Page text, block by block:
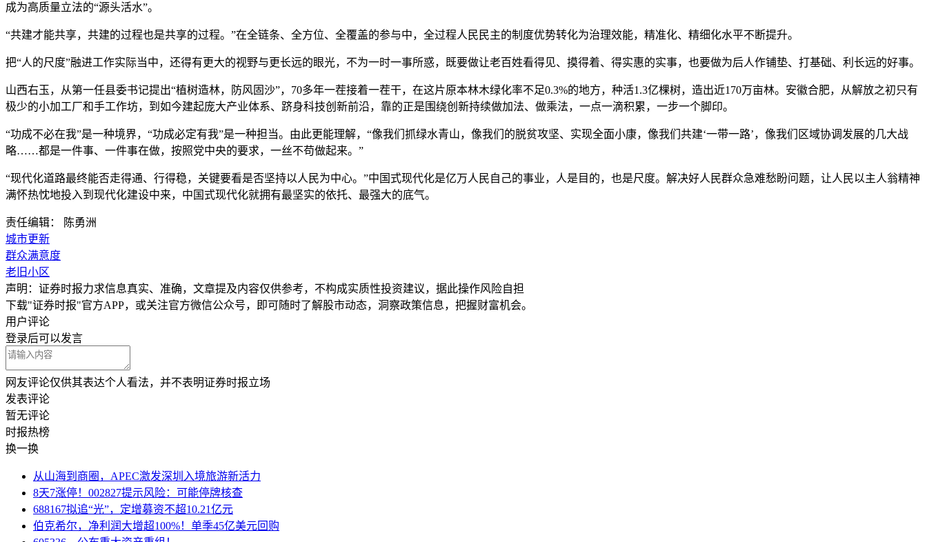
成为高质量立法的“源头活水”。
“共建才能共享，共建的过程也是共享的过程。”在全链条、全方位、全覆盖的参与中，全过程人民民主的制度优势转化为治理效能，精准化、精细化水平不断提升。
把“人的尺度”融进工作实际当中，还得有更大的视野与更长远的眼光，不为一时一事所惑，既要做让老百姓看得见、摸得着、得实惠的实事，也要做为后人作铺垫、打基础、利长远的好事。
山西右玉，从第一任县委书记提出“植树造林，防风固沙”，70多年一茬接着一茬干，在这片原本林木绿化率不足0.3%的地方，种活1.3亿棵树，造出近170万亩林。安徽合肥，从解放之初只有
极少的小加工厂和手工作坊，到如今建起庞大产业体系、跻身科技创新前沿，靠的正是围绕创新持续做加法、做乘法，一点一滴积累，一步一个脚印。
“功成不必在我”是一种境界，“功成必定有我”是一种担当。由此更能理解，“像我们抓绿水青山，像我们的脱贫攻坚、实现全面小康，像我们共建‘一带一路’，像我们区域协调发展的几大战
略……都是一件事、一件事在做，按照党中央的要求，一丝不苟做起来。”
“现代化道路最终能否走得通、行得稳，关键要看是否坚持以人民为中心。”中国式现代化是亿万人民自己的事业，人是目的，也是尺度。解决好人民群众急难愁盼问题，让人民以主人翁精神
满怀热忱地投入到现代化建设中来，中国式现代化就拥有最坚实的依托、最强大的底气。
责任编辑： 陈勇洲
城市更新
群众满意度
老旧小区
声明：证券时报力求信息真实、准确，文章提及内容仅供参考，不构成实质性投资建议，据此操作风险自担
下载"证券时报"官方APP，或关注官方微信公众号，即可随时了解股市动态，洞察政策信息，把握财富机会。
用户评论
登录后可以发言
网友评论仅供其表达个人看法，并不表明证券时报立场
发表评论
暂无评论
时报热榜
换一换
从山海到商圈，APEC激发深圳入境旅游新活力
8天7涨停！002827提示风险：可能停牌核查
688167拟追“光”，定增募资不超10.21亿元
伯克希尔，净利润大增超100%！单季45亿美元回购